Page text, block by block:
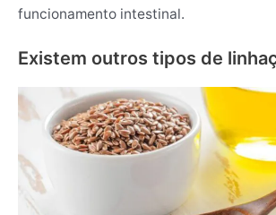
funcionamento intestinal.
Existem outros tipos de